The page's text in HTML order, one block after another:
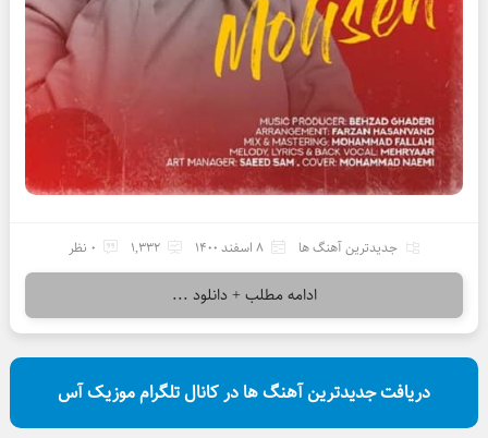
جدیدترین آهنگ ها 8 اسفند 1400 1,332 0 نظر
ادامه مطلب + دانلود ...
دریافت جدیدترین آهنگ ها در کانال تلگرام موزیک آس